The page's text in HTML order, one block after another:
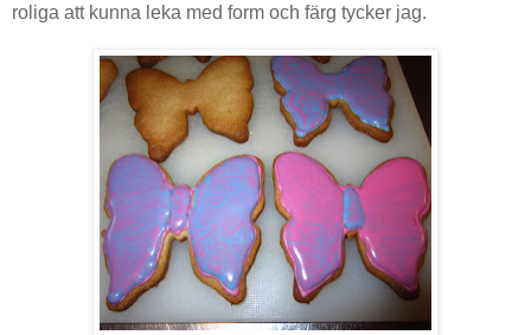
roliga att kunna leka med form och färg tycker jag.